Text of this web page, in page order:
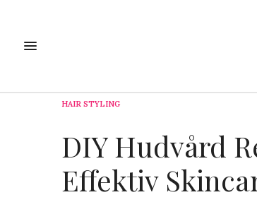
HAIR STYLING
DIY Hudvård
Effektiv